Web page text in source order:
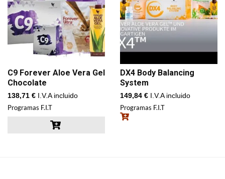
C9 Forever Aloe Vera Gel
Chocolate
138,71 € I.V.A incluido
Programas F.I.T
DX4 Body Balancing
System
149,84 € I.V.A incluido
Programas F.I.T